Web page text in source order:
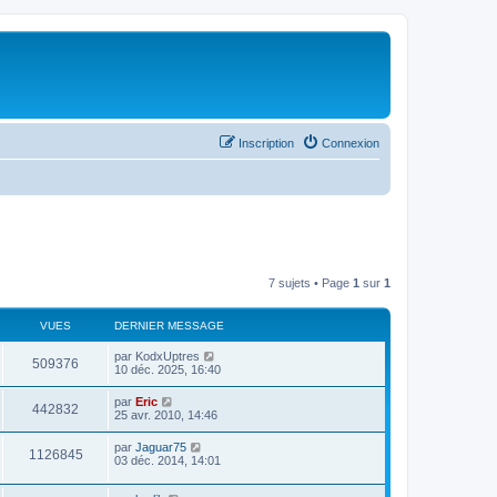
Connexion
Inscription
7 sujets • Page 1 sur 1
VUES DERNIER MESSAGE
509376 par KodxUptres
10 déc. 2025, 16:40
442832 par Eric
25 avr. 2010, 14:46
1126845 par Jaguar75
03 déc. 2014, 14:01